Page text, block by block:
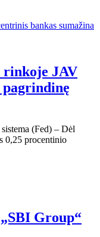
rinkoje JAV
pagrindinę
(Fed) – Dėl
0,25 procentinio
Group“